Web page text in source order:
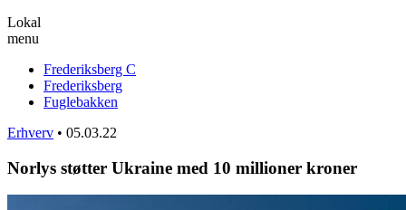
Lokal
menu
Frederiksberg C
Frederiksberg
Fuglebakken
Erhverv • 05.03.22
Norlys støtter Ukraine med 10 millioner kroner